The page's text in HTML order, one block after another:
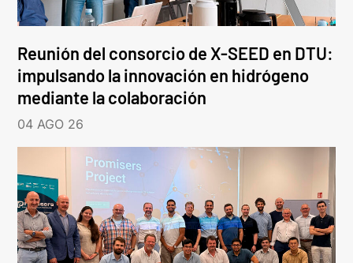
Reunión del consorcio de X-SEED en DTU:
impulsando la innovación en hidrógeno
mediante la colaboración
04 AGO 26